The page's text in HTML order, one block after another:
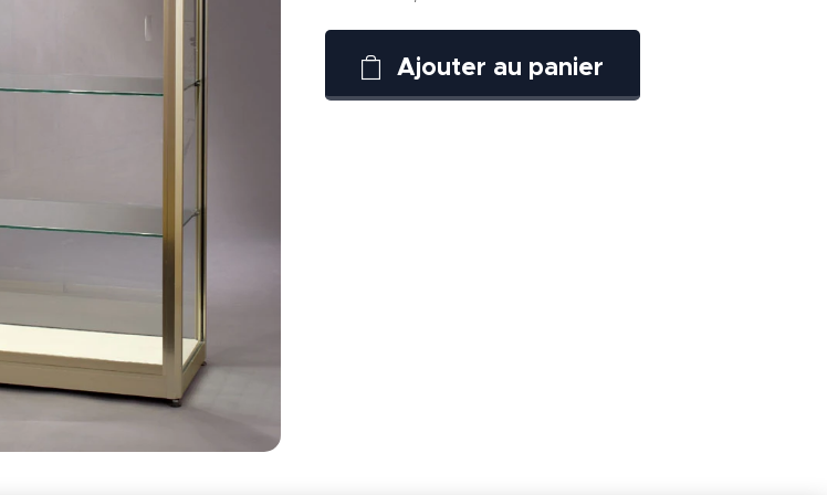
Ajouter au panier